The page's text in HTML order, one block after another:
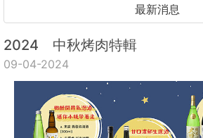
最新消息
2024 中秋烤肉特輯
09-04-2024